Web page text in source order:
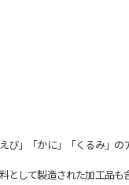
」「かに」「くるみ」の
して製造された加工品